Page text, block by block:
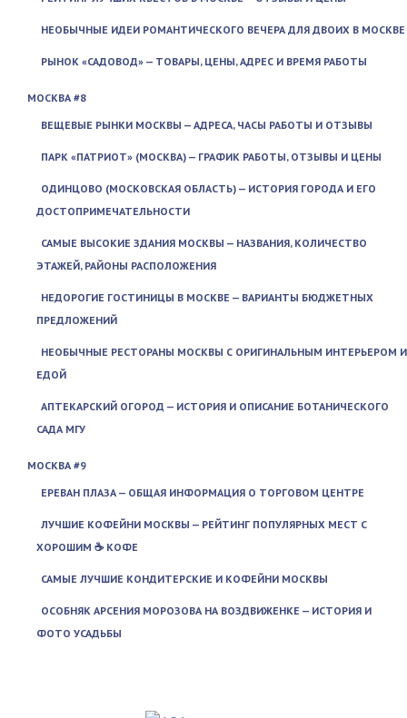
НЕОБЫЧНЫЕ ИДЕИ РОМАНТИЧЕСКОГО ВЕЧЕРА ДЛЯ ДВОИХ В МОСКВЕ
РЫНОК «САДОВОД» — ТОВАРЫ, ЦЕНЫ, АДРЕС И ВРЕМЯ РАБОТЫ
МОСКВА #8
ВЕЩЕВЫЕ РЫНКИ МОСКВЫ — АДРЕСА, ЧАСЫ РАБОТЫ И ОТЗЫВЫ
ПАРК «ПАТРИОТ» (МОСКВА) — ГРАФИК РАБОТЫ, ОТЗЫВЫ И ЦЕНЫ
ОДИНЦОВО (МОСКОВСКАЯ ОБЛАСТЬ) — ИСТОРИЯ ГОРОДА И ЕГО
ДОСТОПРИМЕЧАТЕЛЬНОСТИ
САМЫЕ ВЫСОКИЕ ЗДАНИЯ МОСКВЫ — НАЗВАНИЯ, КОЛИЧЕСТВО
ЭТАЖЕЙ, РАЙОНЫ РАСПОЛОЖЕНИЯ
НЕДОРОГИЕ ГОСТИНИЦЫ В МОСКВЕ — ВАРИАНТЫ БЮДЖЕТНЫХ
ПРЕДЛОЖЕНИЙ
НЕОБЫЧНЫЕ РЕСТОРАНЫ МОСКВЫ С ОРИГИНАЛЬНЫМ ИНТЕРЬЕРОМ И
ЕДОЙ
АПТЕКАРСКИЙ ОГОРОД — ИСТОРИЯ И ОПИСАНИЕ БОТАНИЧЕСКОГО
САДА МГУ
МОСКВА #9
ЕРЕВАН ПЛАЗА — ОБЩАЯ ИНФОРМАЦИЯ О ТОРГОВОМ ЦЕНТРЕ
ЛУЧШИЕ КОФЕЙНИ МОСКВЫ — РЕЙТИНГ ПОПУЛЯРНЫХ МЕСТ С
ХОРОШИМ ☕ КОФЕ
САМЫЕ ЛУЧШИЕ КОНДИТЕРСКИЕ И КОФЕЙНИ МОСКВЫ
ОСОБНЯК АРСЕНИЯ МОРОЗОВА НА ВОЗДВИЖЕНКЕ — ИСТОРИЯ И
ФОТО УСАДЬБЫ